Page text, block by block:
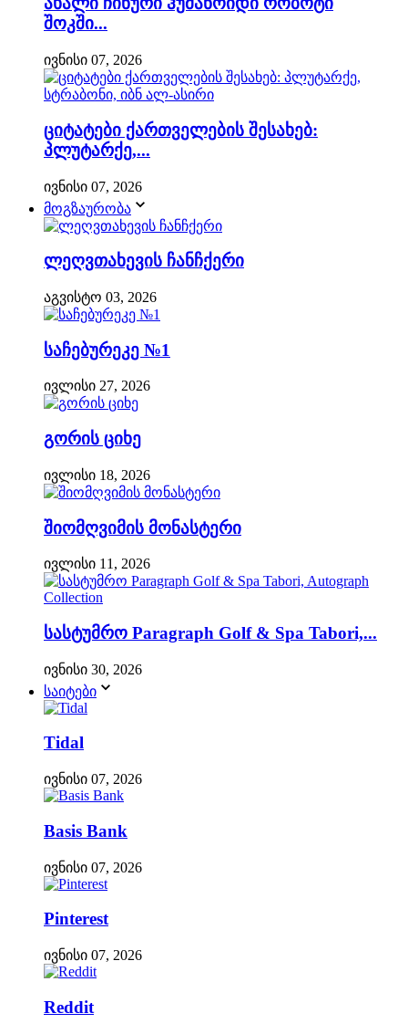
შოკში...
ივნისი 07, 2026
ციტატები ქართველების შესახებ:
პლუტარქე,...
ივნისი 07, 2026
მოგზაურობა
ლეღვთახევის ჩანჩქერი
აგვისტო 03, 2026
საჩებურეკე №1
ივლისი 27, 2026
გორის ციხე
ივლისი 18, 2026
შიომღვიმის მონასტერი
ივლისი 11, 2026
სასტუმრო Paragraph Golf & Spa Tabori,...
ივნისი 30, 2026
საიტები
Tidal
ივნისი 07, 2026
Basis Bank
ივნისი 07, 2026
Pinterest
ივნისი 07, 2026
Reddit